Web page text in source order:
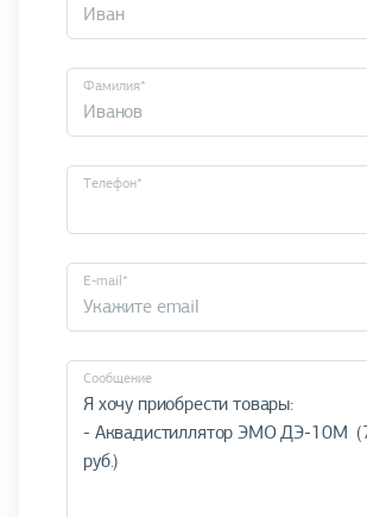
Фамилия*
Телефон*
E-mail*
Cообщение